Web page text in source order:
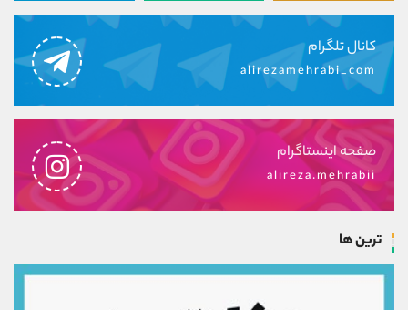
کانال تلگرام
alirezamehrabi_com
صفحه اینستاگرام
alireza.mehrabii
ترین ها